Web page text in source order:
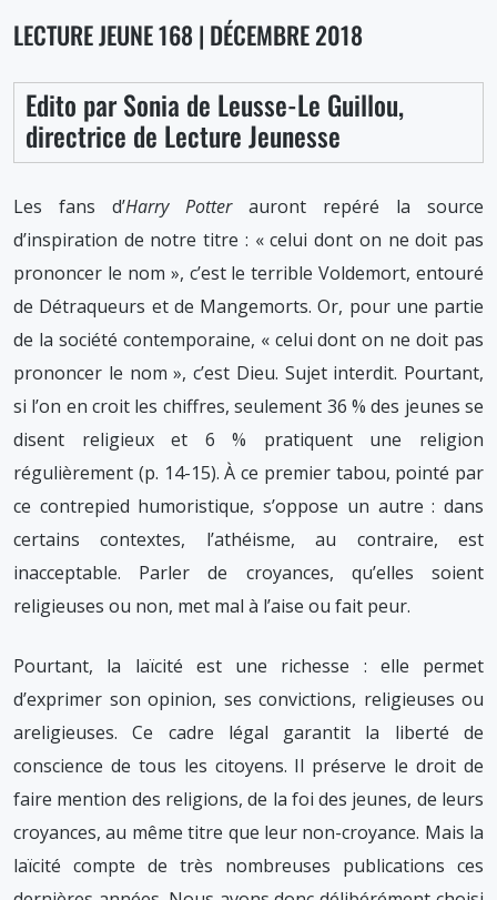
n°168,
décembre
2018
LECTURE JEUNE 168 | DÉCEMBRE 2018
Edito par Sonia de Leusse-Le Guillou,
directrice de Lecture Jeunesse
Les fans d’Harry Potterauront repéré la source
d’inspiration de notre titre : « celui dont on ne doit pas
prononcer le nom », c’est le terrible Voldemort, entouré
de Détraqueurs et de Mangemorts. Or, pour une partie
de la société contemporaine, « celui dont on ne doit pas
prononcer le nom », c’est Dieu. Sujet interdit. Pourtant,
si l’on en croit les chiffres, seulement 36 % des jeunes se
disent religieux et 6 % pratiquent une religion
régulièrement (p. 14-15). À ce premier tabou, pointé par
ce contrepied humoristique, s’oppose un autre : dans
certains contextes, l’athéisme, au contraire, est
inacceptable. Parler de croyances, qu’elles soient
religieuses ou non, met mal à l’aise ou fait peur.
Pourtant, la laïcité est une richesse : elle permet
d’exprimer son opinion, ses convictions, religieuses ou
areligieuses. Ce cadre légal garantit la liberté de
conscience de tous les citoyens. Il préserve le droit de
faire mention des religions, de la foi des jeunes, de leurs
croyances, au même titre que leur non-croyance. Mais la
laïcité compte de très nombreuses publications ces